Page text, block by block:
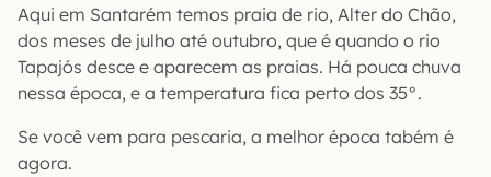
Aqui em Santarém temos praia de rio, Alter do Chão,
dos meses de julho até outubro, que é quando o rio
Tapajós desce e aparecem as praias. Há pouca chuva
nessa época, e a temperatura fica perto dos 35°.
Se você vem para pescaria, a melhor época tabém é
agora.